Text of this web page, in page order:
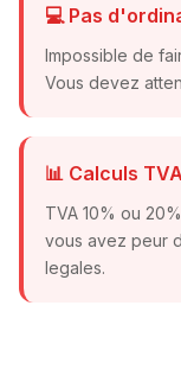
💻 Pas
Impossible de
Vous devez
📊 Calculs
TVA 10% ou
vous avez peur
legales.